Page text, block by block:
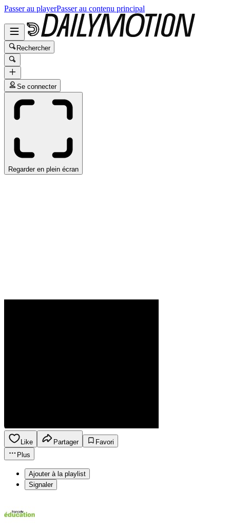
Passer au playerPasser au contenu principal
Rechercher
Se connecter
Regarder en plein écran
Like Partager
Favori
Plus
Ajouter à la playlist
Signaler